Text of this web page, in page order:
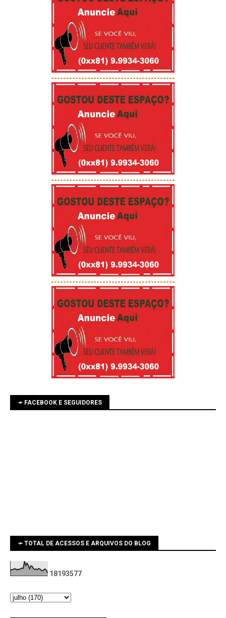
-----------------------------------------
-----------------------------------------
-----------------------------------------
➛ FACEBOOK E SEGUIDORES
➛ TOTAL DE ACESSOS E ARQUIVOS DO BLOG
1 81 93577